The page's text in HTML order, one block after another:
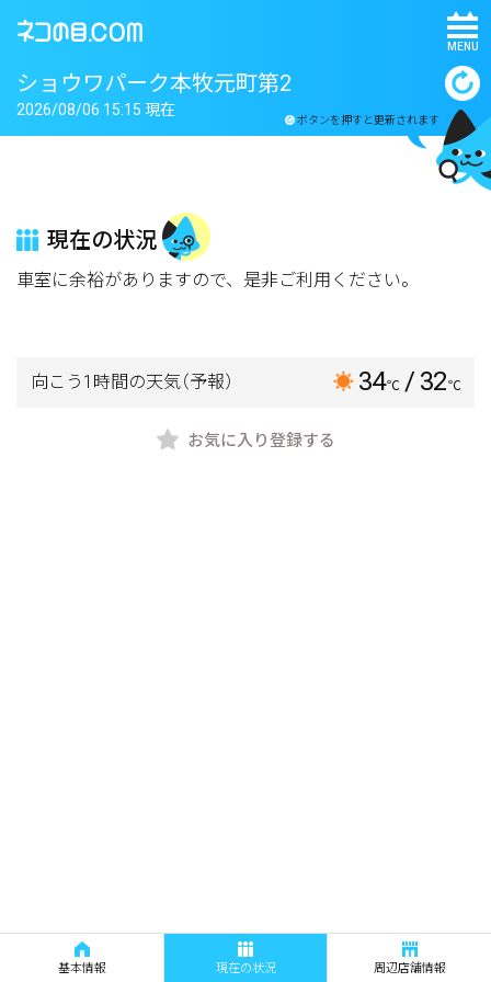
MENU
ショウワパーク本牧元町第2
ボタンを押すと更新されます
2026/08/06 15:15 現在
現在の状況
車室に余裕がありますので、是非ご利用ください。
向こう1時間の天気（予報） 34℃ / 32℃
お気に入り登録する
基本情報 現在の状況 周辺店舗情報